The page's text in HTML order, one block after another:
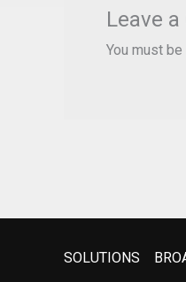
Leave
You must be
SOLUTIONS